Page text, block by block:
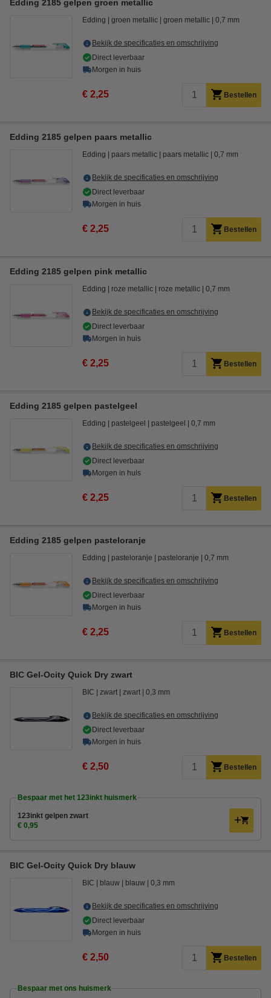
Edding 2185 gelpen groen metallic
Edding groen metallic groen metallic 0,7 mm
Bekijk de specificaties en omschrijving
Direct leverbaar
Morgen in huis
€ 2,25 Bestellen
Edding 2185 gelpen paars metallic
Edding paars metallic paars metallic 0,7 mm
Bekijk de specificaties en omschrijving
Direct leverbaar
Morgen in huis
€ 2,25 Bestellen
Edding 2185 gelpen pink metallic
Edding roze metallic roze metallic 0,7 mm
Bekijk de specificaties en omschrijving
Direct leverbaar
Morgen in huis
€ 2,25 Bestellen
Edding 2185 gelpen pastelgeel
Edding pastelgeel pastelgeel 0,7 mm
Bekijk de specificaties en omschrijving
Direct leverbaar
Morgen in huis
€ 2,25 Bestellen
Edding 2185 gelpen pasteloranje
Edding pasteloranje pasteloranje 0,7 mm
Bekijk de specificaties en omschrijving
Direct leverbaar
Morgen in huis
€ 2,25 Bestellen
BIC Gel-Ocity Quick Dry zwart
BIC zwart zwart 0,3 mm
Bekijk de specificaties en omschrijving
Direct leverbaar
Morgen in huis
€ 2,50 Bestellen
Bespaar met het 123inkt huismerk
123inkt gelpen zwart
€ 0,95
BIC Gel-Ocity Quick Dry blauw
BIC blauw blauw 0,3 mm
Bekijk de specificaties en omschrijving
Direct leverbaar
Morgen in huis
€ 2,50 Bestellen
Bespaar met ons huismerk